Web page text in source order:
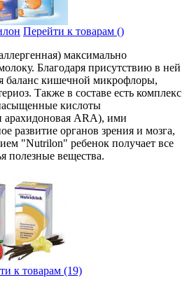
Перейти к товарам ()
максимально
Благодаря присутствию в ней
баланс кишечной микрофлоры,
Также в составе есть комплекс
кислоты
арахидоновая ARA), ими
развитие органов зрения и мозга,
"Nutrilon" ребенок получает все
полезные вещества.
к товарам (19)